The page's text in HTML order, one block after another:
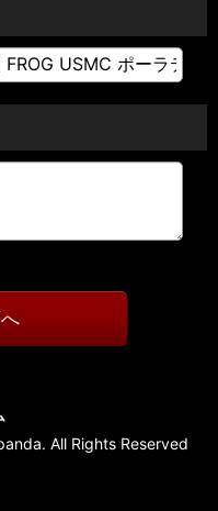
All Rights Reserved